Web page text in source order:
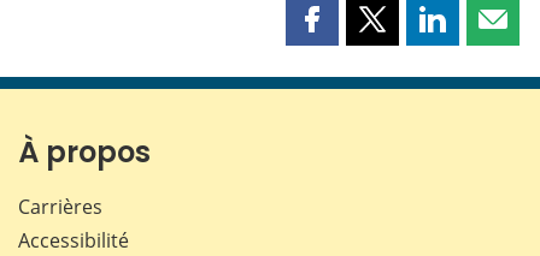
Partager
page
Partager
page
Partager
page page
À propos
Carrières
Accessibilité